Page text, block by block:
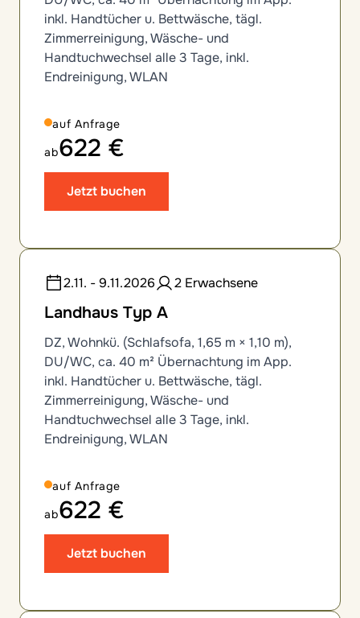
inkl. Handtücher u. Bettwäsche, tägl.
Zimmerreinigung, Wäsche- und
Handtuchwechsel alle 3 Tage, inkl.
Endreinigung, WLAN
auf Anfrage
ab622 €
Jetzt buchen
2.11. - 9.11.2026 2 Erwachsene
Landhaus Typ A
DZ, Wohnkü. (Schlafsofa, 1,65 m × 1,10 m),
DU/WC, ca. 40 m² Übernachtung im App.
inkl. Handtücher u. Bettwäsche, tägl.
Zimmerreinigung, Wäsche- und
Handtuchwechsel alle 3 Tage, inkl.
Endreinigung, WLAN
auf Anfrage
ab622 €
Jetzt buchen